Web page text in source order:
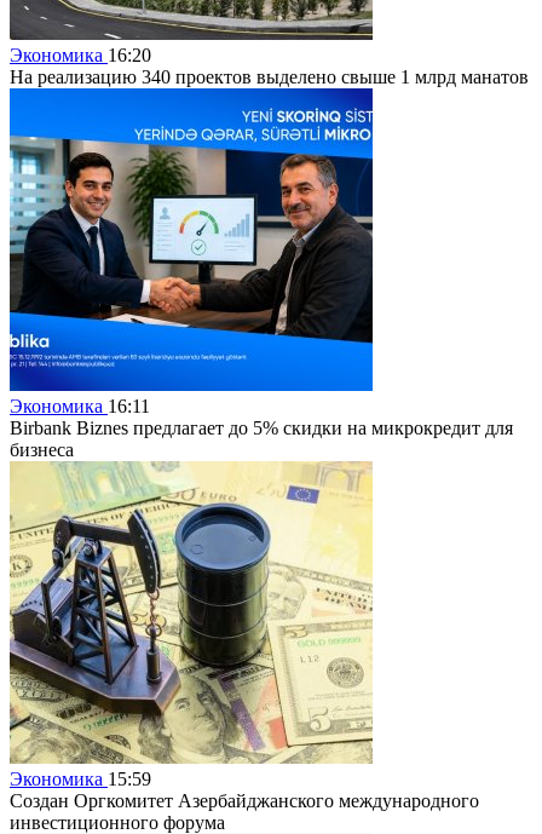
Экономика 16:20
На реализацию 340 проектов выделено свыше 1 млрд манатов
Экономика 16:11
Birbank Biznes предлагает до 5% скидки на микрокредит для
бизнеса
Экономика 15:59
Создан Оргкомитет Азербайджанского международного
инвестиционного форума